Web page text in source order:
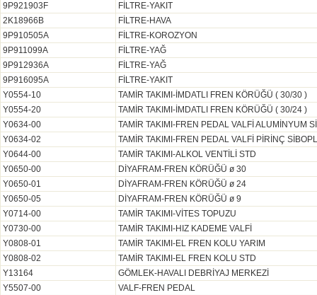
9P921903F
FİLTRE-YAKIT
2K18966B
FİLTRE-HAVA
9P910505A
FİLTRE-KOROZYON
9P911099A
FİLTRE-YAĞ
9P912936A
FİLTRE-YAĞ
9P916095A
FİLTRE-YAKIT
Y0554-10
TAMİR TAKIMI-İMDATLI FREN KÖRÜĞÜ ( 30/30 )
Y0554-20
TAMİR TAKIMI-İMDATLI FREN KÖRÜĞÜ ( 30/24 )
Y0634-00
TAMİR TAKIMI-FREN PEDAL VALFİ ALUMİNYUM
Y0634-02
TAMİR TAKIMI-FREN PEDAL VALFİ PİRİNÇ
Y0644-00
TAMİR TAKIMI-ALKOL VENTİLİ STD
Y0650-00
DİYAFRAM-FREN KÖRÜĞÜ ø 30
Y0650-01
DİYAFRAM-FREN KÖRÜĞÜ ø 24
Y0650-05
DİYAFRAM-FREN KÖRÜĞÜ ø 9
Y0714-00
TAMİR TAKIMI-VİTES TOPUZU
Y0730-00
TAMİR TAKIMI-HIZ KADEME VALFİ
Y0808-01
TAMİR TAKIMI-EL FREN KOLU YARIM
Y0808-02
TAMİR TAKIMI-EL FREN KOLU STD
Y13164
GÖMLEK-HAVALI DEBRİYAJ MERKEZİ
Y5507-00
VALF-FREN PEDAL